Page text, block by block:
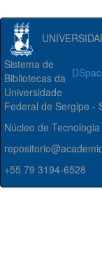
Sistema de
Bibliotecas da
Universidade
Federal de Sergipe -
Núcleo de
+55 79 3194-6528